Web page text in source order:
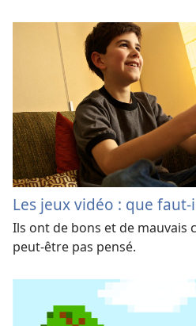
Les jeux vidéo : que faut-
Ils ont de bons et de mauvais
peut-être pas pensé.